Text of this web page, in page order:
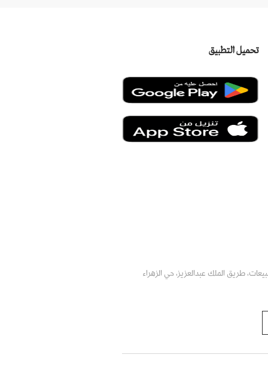
تحميل التطبيق
طريق الملك عبدالعزيز، حي الزهراء